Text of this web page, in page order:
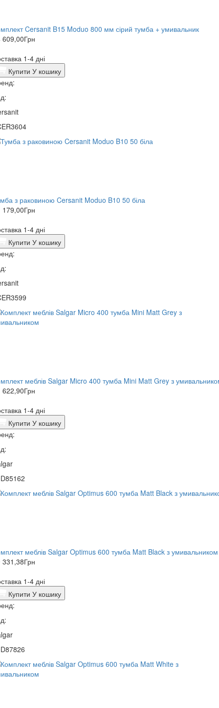
Cersanit B15 Moduo 800 мм сірий тумба + умивальник
609,00Грн
1-4 дні
Купити У кошику
з раковиною Cersanit Moduo B10 50 біла
179,00Грн
1-4 дні
Купити У кошику
меблів Salgar Micro 400 тумба Mini Matt Grey з
622,90Грн
1-4 дні
Купити У кошику
меблів Salgar Optimus 600 тумба Matt Black з умивальником
331,38Грн
1-4 дні
Купити У кошику